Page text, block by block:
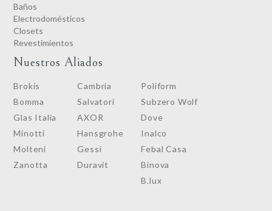
Baños
Electrodomésticos
Closets
Revestimientos
Nuestros Aliados
Brokis
Bomma
Glas Italia
Minotti
Molteni
Zanotta
Cambria
Salvatori
AXOR
Hansgrohe
Gessi
Duravit
Poliform
Subzero Wolf
Dove
Inalco
Febal Casa
Binova
B.lux